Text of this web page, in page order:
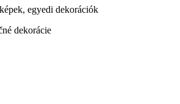
egyedi dekorációk
dekorácie